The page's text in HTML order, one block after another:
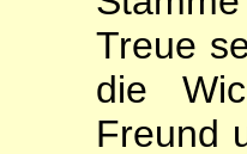
Treue
die
Freund